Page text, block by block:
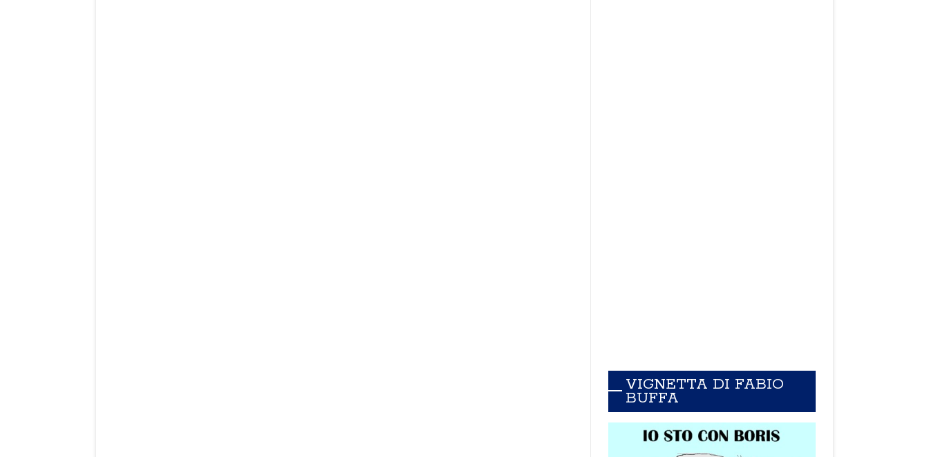
VIGNETTA DI FABIO
BUFFA